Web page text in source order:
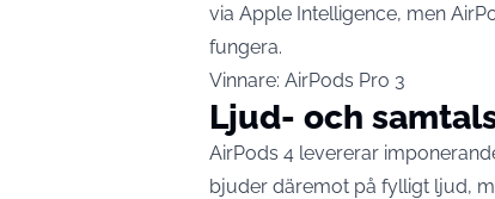
via Apple Intelligence, men
fungera.
Vinnare: AirPods Pro 3
Ljud- och
AirPods 4 levererar
bjuder däremot på fylligt ljud,